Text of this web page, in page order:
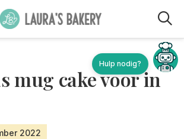
mug cake voor in
2022
Hulp nodig?